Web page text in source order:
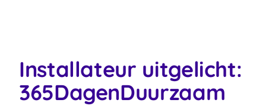
Installateur uitgelicht:
365DagenDuurzaam